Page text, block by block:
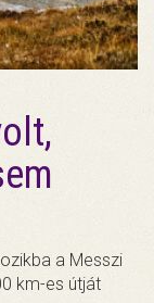
a Messzi
km-es útját